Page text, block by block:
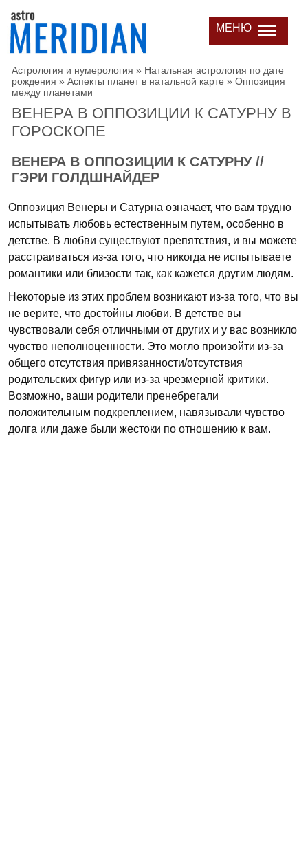
МЕНЮ
Астрология и нумерология » Натальная астрология по дате
рождения » Аспекты планет в натальной карте » Оппозиция
между планетами
ВЕНЕРА В ОППОЗИЦИИ К САТУРНУ В
ГОРОСКОПЕ
ВЕНЕРА В ОППОЗИЦИИ К САТУРНУ //
ГЭРИ ГОЛДШНАЙДЕР
Оппозиция Венеры и Сатурна означает, что вам трудно
испытывать любовь естественным путем, особенно в
детстве. В любви существуют препятствия, и вы можете
расстраиваться из-за того, что никогда не испытываете
романтики или близости так, как кажется другим людям.
Некоторые из этих проблем возникают из-за того, что вы
не верите, что достойны любви. В детстве вы
чувствовали себя отличными от других и у вас возникло
чувство неполноценности. Это могло произойти из-за
общего отсутствия привязанности/отсутствия
родительских фигур или из-за чрезмерной критики.
Возможно, ваши родители пренебрегали
положительным подкреплением, навязывали чувство
долга или даже были жестоки по отношению к вам.